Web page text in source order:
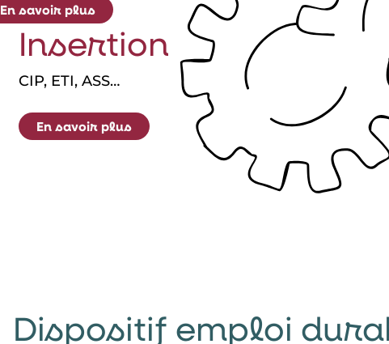
En savoir plus
Insertion
CIP, ETI, ASS…
En savoir plus
Dispositif emploi